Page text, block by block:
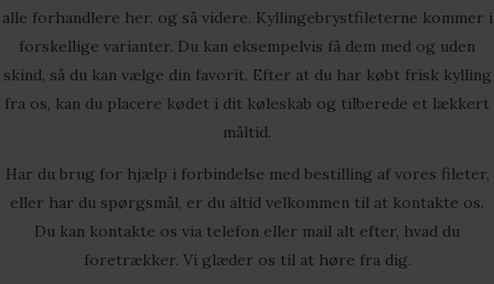
alle forhandlere her. og så videre. Kyllingebrystfileterne kommer i
forskellige varianter. Du kan eksempelvis få dem med og uden
skind, så du kan vælge din favorit. Efter at du har købt frisk kylling
fra os, kan du placere kødet i dit køleskab og tilberede et lækkert
måltid.
Har du brug for hjælp i forbindelse med bestilling af vores fileter,
eller har du spørgsmål, er du altid velkommen til at kontakte os.
Du kan kontakte os via telefon eller mail alt efter, hvad du
foretrækker. Vi glæder os til at høre fra dig.